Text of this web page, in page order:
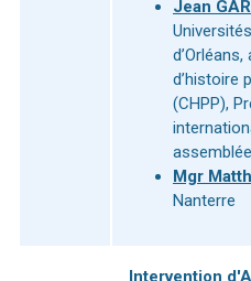
Jean
d’histoire
(CHPP),
Mgr
Nanterre
Intervention d'